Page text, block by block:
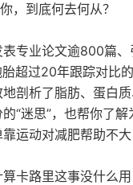
，到底何去何从？
专业论文逾800篇
过20年跟踪对比
剖析了脂肪、蛋白
“迷思”，也帮你了
运动对减肥帮助不
卡路里这事没什么